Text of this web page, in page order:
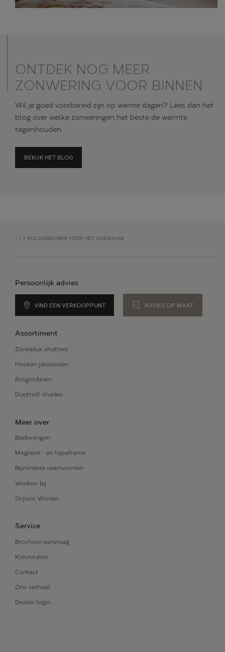
ONTDEK NOG MEER
ZONWERING VOOR BINNEN
Wil je goed voorbereid zijn op warme dagen? Lees dan het
blog over welke zonweringen het beste de warmte
tegenhouden.
BEKIJK HET BLOG
/ / / ROLGORDIJNEN VOOR HET DAKRAAM
Persoonlijk advies
VIND EEN VERKOOPPUNT ADVIES OP MAAT
Assortiment
Zonnelux shutters
Houten jaloezieën
Rolgordijnen
Duette® shades
Meer over
Bedieningen
Magneet- en tapeframe
Bijzondere raamvormen
Werken bij
Stijlvol Wonen
Service
Brochure aanvraag
Kleurstalen
Contact
Ons verhaal
Dealer login